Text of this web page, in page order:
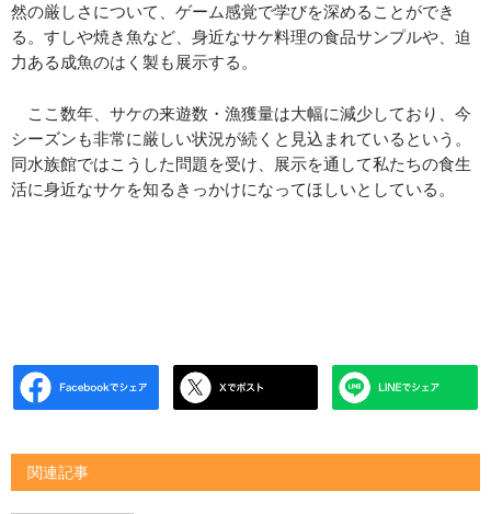
然の厳しさについて、ゲーム感覚で学びを深めることができ
る。すしや焼き魚など、身近なサケ料理の食品サンプルや、迫
力ある成魚のはく製も展示する。
ここ数年、サケの来遊数・漁獲量は大幅に減少しており、今
シーズンも非常に厳しい状況が続くと見込まれているという。
同水族館ではこうした問題を受け、展示を通して私たちの食生
活に身近なサケを知るきっかけになってほしいとしている。
関連記事